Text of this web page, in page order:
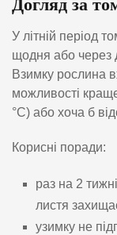
Догляд за т
У літній період
щодня або через
Взимку рослина
можливості
°C) або хоча б
Корисні поради:
раз на 2
листя
узимку не